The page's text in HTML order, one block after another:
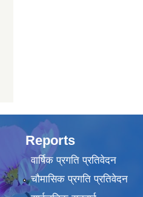
Reports
वार्षिक प्रगति प्रतिवेदन
चौमासिक प्रगति प्रतिवेदन